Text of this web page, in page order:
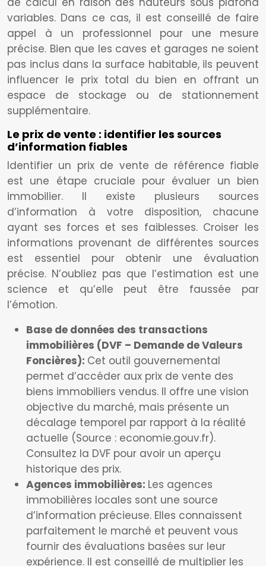
variables. Dans ce cas, il est conseillé de faire
appel à un professionnel pour une mesure
précise. Bien que les caves et garages ne soient
pas inclus dans la surface habitable, ils peuvent
influencer le prix total du bien en offrant un
espace de stockage ou de stationnement
supplémentaire.
Le prix de vente : identifier les sources
d’information fiables
Identifier un prix de vente de référence fiable
est une étape cruciale pour évaluer un bien
immobilier. Il existe plusieurs sources
d’information à votre disposition, chacune
ayant ses forces et ses faiblesses. Croiser les
informations provenant de différentes sources
est essentiel pour obtenir une évaluation
précise. N’oubliez pas que l’estimation est une
science et qu’elle peut être faussée par
l’émotion.
Base de données des transactions
immobilières (DVF – Demande de Valeurs
Foncières): Cet outil gouvernemental
permet d’accéder aux prix de vente des
biens immobiliers vendus. Il offre une vision
objective du marché, mais présente un
décalage temporel par rapport à la réalité
actuelle (Source : economie.gouv.fr).
Consultez la DVF pour avoir un aperçu
historique des prix.
Agences immobilières: Les agences
immobilières locales sont une source
d’information précieuse. Elles connaissent
parfaitement le marché et peuvent vous
fournir des évaluations basées sur leur
expérience. Il est conseillé de multiplier les